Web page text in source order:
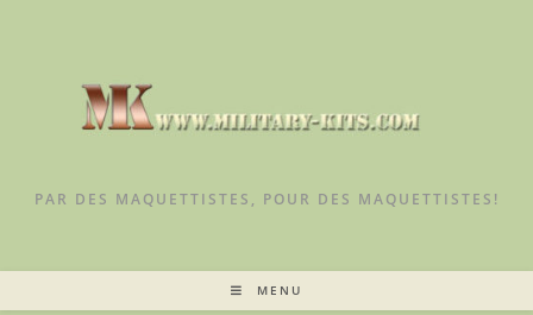
PAR DES MAQUETTISTES, POUR DES MAQUETTISTES!
MENU